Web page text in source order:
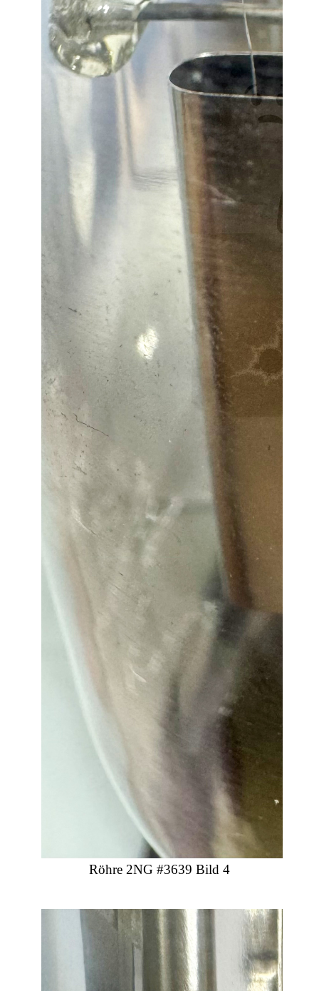
Röhre 2NG #3639 Bild 4